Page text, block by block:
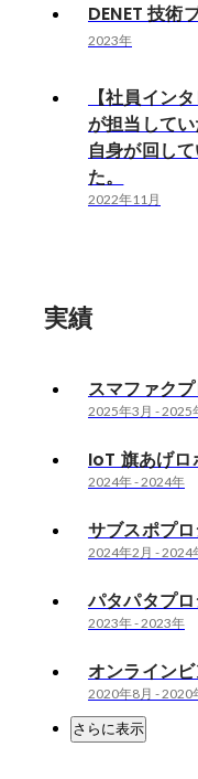
DENET 技術
2023年
【社員イン
が担当して
自身が回し
た。
2022年11月
実績
スマファク
2025年3月 -2025
IoT 旗あげ
2024年-2024年
サブスポプ
2024年2月 -2024
パタパタプ
2023年-2023年
オンライン
2020年8月 -2020
さらに表示